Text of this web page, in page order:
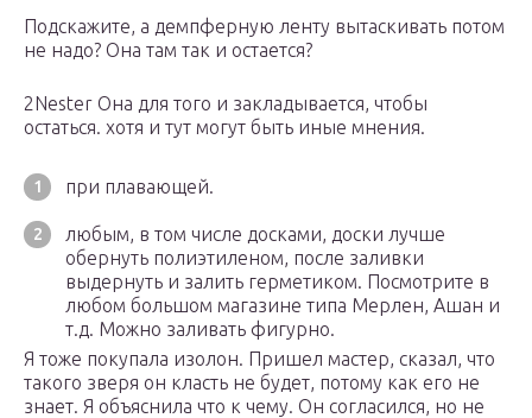
Подскажите, а демпферную ленту вытаскивать потом
не надо? Она там так и остается?
2Nester Она для того и закладывается, чтобы
остаться. хотя и тут могут быть иные мнения.
при плавающей.
любым, в том числе досками, доски лучше
обернуть полиэтиленом, после заливки
выдернуть и залить герметиком. Посмотрите в
любом большом магазине типа Мерлен, Ашан и
т.д. Можно заливать фигурно.
Я тоже покупала изолон. Пришел мастер, сказал, что
такого зверя он класть не будет, потому как его не
знает. Я объяснила что к чему. Он согласился, но не